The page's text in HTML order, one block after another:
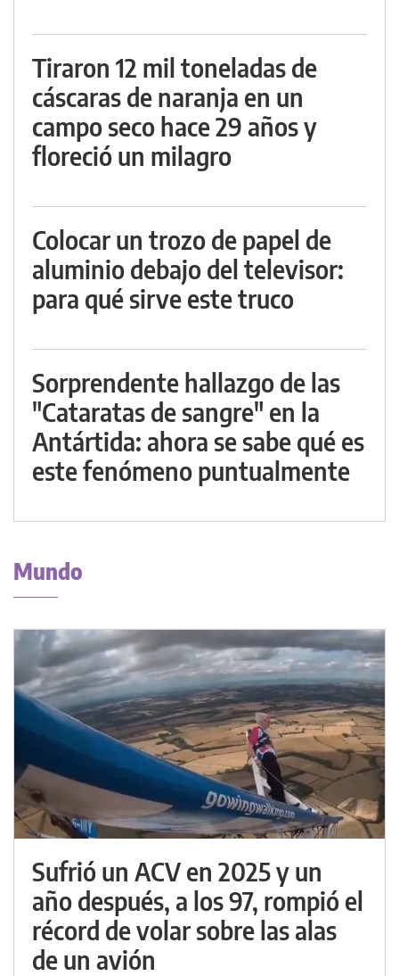
Tiraron 12 mil toneladas de
cáscaras de naranja en un
campo seco hace 29 años y
floreció un milagro
Colocar un trozo de papel de
aluminio debajo del televisor:
para qué sirve este truco
Sorprendente hallazgo de las
"Cataratas de sangre" en la
Antártida: ahora se sabe qué es
este fenómeno puntualmente
Mundo
Sufrió un ACV en 2025 y un
año después, a los 97, rompió el
récord de volar sobre las alas
de un avión